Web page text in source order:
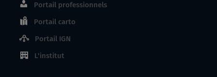
Portail professionnels
Portail carto
Portail IGN
L'institut